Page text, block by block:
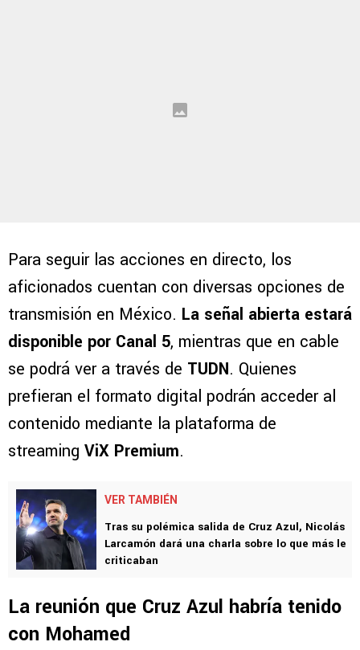
Para seguir las acciones en directo, los
aficionados cuentan con diversas opciones de
transmisión en México. La señal abierta estará
disponible por Canal 5, mientras que en cable
se podrá ver a través de TUDN. Quienes
prefieran el formato digital podrán acceder al
contenido mediante la plataforma de
streaming ViX Premium.
VER TAMBIÉN
Tras su polémica salida de Cruz Azul, Nicolás
Larcamón dará una charla sobre lo que más le
criticaban
La reunión que Cruz Azul habría tenido
con Mohamed